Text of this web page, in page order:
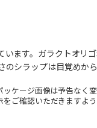
ます。ガラクトオ
シラップは目覚めか
ケージ画像は予告なく
ご確認いただきますよう